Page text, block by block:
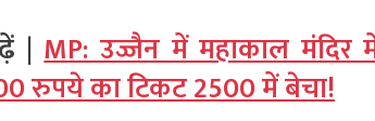
|MP: उज्जैन में महाकाल
रुपये का टिकट 2500 में बेचा!